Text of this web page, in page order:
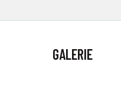
TSEET 24
GALERIE